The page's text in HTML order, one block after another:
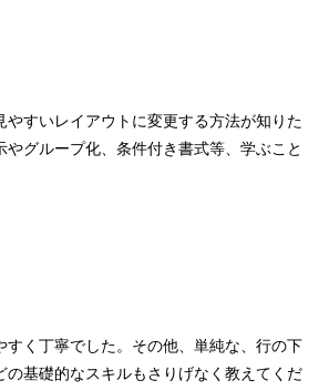
やすいレイアウトに変更する方法が知りた
やグループ化、条件付き書式等、学ぶこと
すく丁寧でした。その他、単純な、行の下
の基礎的なスキルもさりげなく教えてくだ